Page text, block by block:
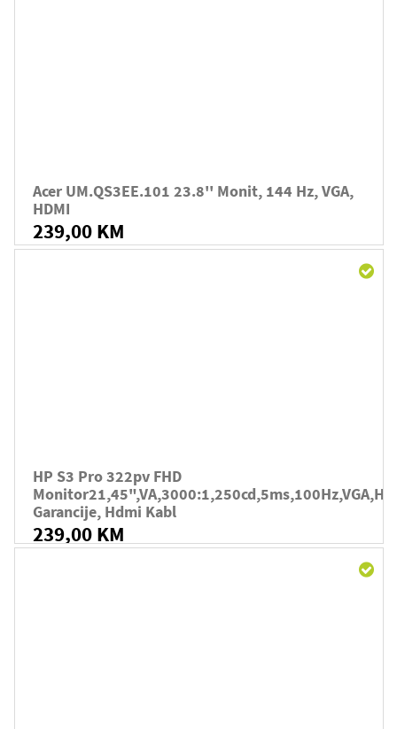
Acer UM.QS3EE.101 23.8'' Monit, 144 Hz, VGA,
HDMI
239,00 KM
HP S3 Pro 322pv FHD
Garancije, Hdmi Kabl
239,00 KM